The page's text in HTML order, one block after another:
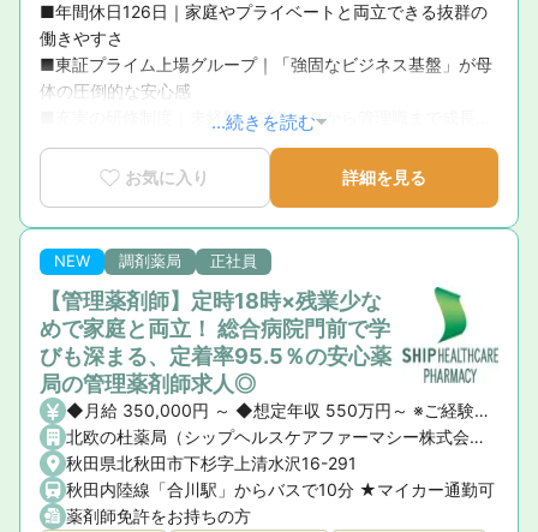
■年間休日126日｜家庭やプライベートと両立できる抜群の
働きやすさ
■東証プライム上場グループ｜「強固なビジネス基盤」が母
体の圧倒的な安心感
■充実の研修制度｜未経験・ブランクから管理職まで成長を
徹底サポート
■育休復帰率100％！｜ライフステージの変化に寄り添う手
厚いサポート体制
■新卒3年定着率95.5％｜「社員が転職活動をしなくていい
環境」を追求した実績
...続きを読む
お気に入り 詳細を見る
NEW 調剤薬局 正社員
【管理薬剤師】定時18時×残業少な
めで家庭と両立！ 総合病院門前で学
びも深まる、定着率95.5％の安心薬
局の管理薬剤師求人◎
◆月給 350,000円 ～ ◆想定年収 550万円～ ※ご経験や前職の給与を考慮の上、決定いたします。 ◆昇給・賞与 ・昇給： あり ・賞与： あり（年2回）
北欧の杜薬局（シップヘルスケアファーマシー株式会社）
秋田県北秋田市下杉字上清水沢16-291
秋田内陸線「合川駅」からバスで10分 ★マイカー通勤可
薬剤師免許をお持ちの方